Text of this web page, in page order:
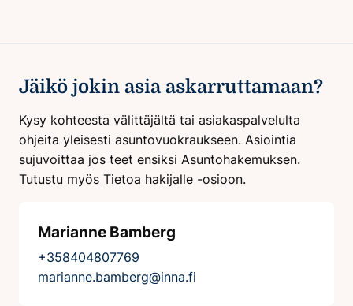
Jäikö jokin asia askarruttamaan?
Kysy kohteesta välittäjältä tai asiakaspalvelulta
ohjeita yleisesti asuntovuokraukseen. Asiointia
sujuvoittaa jos teet ensiksi Asuntohakemuksen.
Tutustu myös Tietoa hakijalle -osioon.
Marianne Bamberg
+358404807769
marianne.bamberg@inna.fi